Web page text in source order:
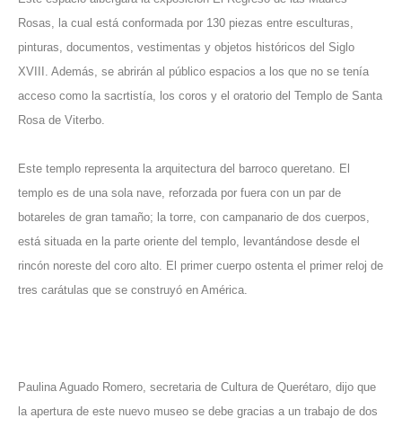
Rosas, la cual está conformada por 130 piezas entre esculturas,
pinturas, documentos, vestimentas y objetos históricos del Siglo
XVIII. Además, se abrirán al público espacios a los que no se tenía
acceso como la sacrtistía, los coros y el oratorio del Templo de Santa
Rosa de Viterbo.
Este templo representa la arquitectura del barroco queretano. El
templo es de una sola nave, reforzada por fuera con un par de
botareles de gran tamaño; la torre, con campanario de dos cuerpos,
está situada en la parte oriente del templo, levantándose desde el
rincón noreste del coro alto. El primer cuerpo ostenta el primer reloj de
tres carátulas que se construyó en América.
Paulina Aguado Romero, secretaria de Cultura de Querétaro, dijo que
la apertura de este nuevo museo se debe gracias a un trabajo de dos